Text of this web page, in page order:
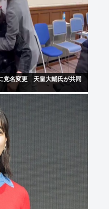
党名変更 天畠大輔氏が共同